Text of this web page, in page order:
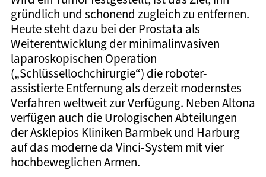
gründlich und schonend zugleich zu entfernen.
Heute steht dazu bei der Prostata als
Weiterentwicklung der minimalinvasiven
laparoskopischen Operation
(„Schlüssellochchirurgie“) die roboter-
assistierte Entfernung als derzeit modernstes
Verfahren weltweit zur Verfügung. Neben Altona
verfügen auch die Urologischen Abteilungen
der Asklepios Kliniken Barmbek und Harburg
auf das moderne da Vinci-System mit vier
hochbeweglichen Armen.